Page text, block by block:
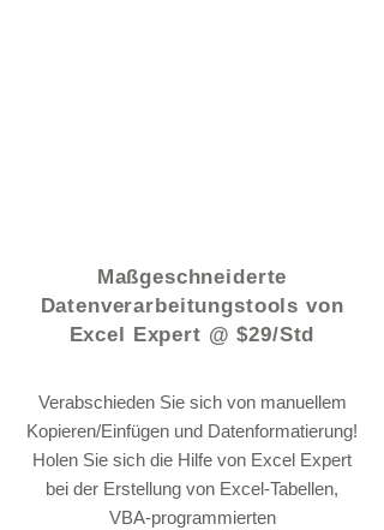
Maßgeschneiderte
Datenverarbeitungstools von
Excel Expert @ $29/Std
Verabschieden Sie sich von manuellem
Kopieren/Einfügen und Datenformatierung!
Holen Sie sich die Hilfe von Excel Expert
bei der Erstellung von Excel-Tabellen,
VBA-programmierten